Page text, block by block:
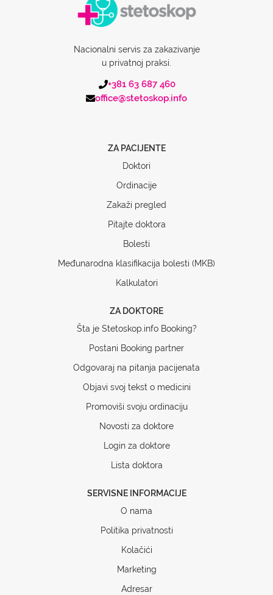
Nacionalni servis za zakazivanje
u privatnoj praksi.
+381 63 687 460
office@stetoskop.info
ZA PACIJENTE
Doktori
Ordinacije
Zakaži pregled
Pitajte doktora
Bolesti
Međunarodna klasifikacija bolesti (MKB)
Kalkulatori
ZA DOKTORE
Šta je Stetoskop.info Booking?
Postani Booking partner
Odgovaraj na pitanja pacijenata
Objavi svoj tekst o medicini
Promoviši svoju ordinaciju
Novosti za doktore
Login za doktore
Lista doktora
SERVISNE INFORMACIJE
O nama
Politika privatnosti
Kolačići
Marketing
Adresar